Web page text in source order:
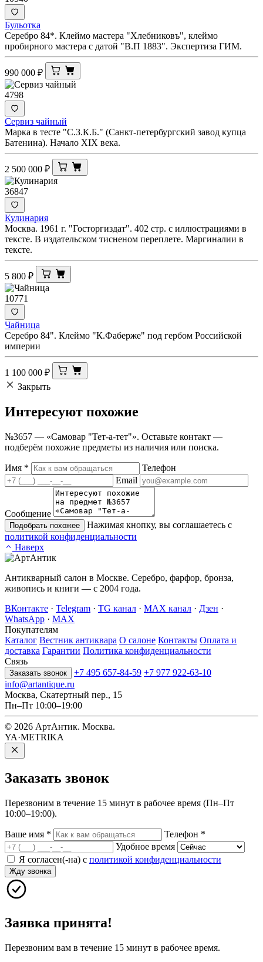
Бульотка
Серебро 84*. Клеймо мастера "Хлебниковъ", клеймо
пробирного мастера с датой "В.П 1883". Экспертиза ГИМ.
990 000 ₽
4798
Сервиз чайный
Марка в тесте "С.З.К.Б." (Санкт-петербургский завод купца
Батенина). Начало XIX века.
2 500 000 ₽
36847
Кулинария
Москва. 1961 г. "Госторгиздат". 402 стр. с иллюстрациями в
тексте. В издательском тисненом переплете. Маргиналии в
тексте.
5 800 ₽
10771
Чайница
Серебро 84". Клеймо "К.Фаберже" под гербом Российской
империи
1 100 000 ₽
Закрыть
Интересуют похожие
№3657 — «Самовар "Тет-а-тет"». Оставьте контакт —
подберём похожие предметы из наличия или поиска.
Имя *
Телефон
Email
Сообщение
Подобрать похожее
Нажимая кнопку, вы соглашаетесь с
политикой конфиденциальности
Наверх
Антикварный салон в Москве. Серебро, фарфор, бронза,
живопись и книги — с 2004 года.
ВКонтакте · Telegram · TG канал · MAX канал · Дзен ·
WhatsApp · MAX
Покупателям
Каталог Вестник антиквара О салоне Контакты Оплата и
доставка Гарантии Политика конфиденциальности
Связь
Заказать звонок +7 495 657-84-59 +7 977 922-63-10
info@artantique.ru
Москва, Скатертный пер., 15
Пн–Пт 10:00–19:00
© 2026 АртАнтик. Москва.
YA·METRIKA
Заказать звонок
Перезвоним в течение 15 минут в рабочее время (Пн–Пт
10:00–19:00).
Ваше имя * Телефон *
Удобное время
Я согласен(-на) с политикой конфиденциальности
Жду звонка
Заявка принята!
Перезвоним вам в течение 15 минут в рабочее время.